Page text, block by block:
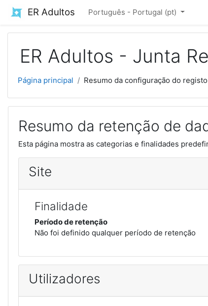
Ir para o conteúdo principal
ER Adultos Português - Portugal ‎(pt)‎
ER Adultos - Junta
Página principal Resumo da configuração do registo
Resumo da retenção de
Esta página mostra as categorias e finalidades
Site
Finalidade
Período de retenção
Não foi definido qualquer período de retenção
Utilizadores